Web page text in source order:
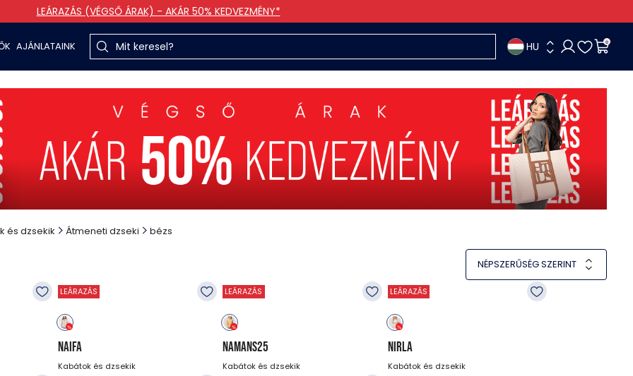
LEÁRAZÁS (VÉGSŐ ÁRAK) - AKÁR 50% KEDVEZMÉNY*
AJÁNLATAINK HU 0
és dzsekik Átmeneti dzseki bézs
NÉPSZERŰSÉG SZERINT
LEÁRAZÁS
NAIFA
Kabátok és dzsekik
LEÁRAZÁS
NAMANS25
Kabátok és dzsekik
LEÁRAZÁS
NIRLA
Kabátok és dzsekik